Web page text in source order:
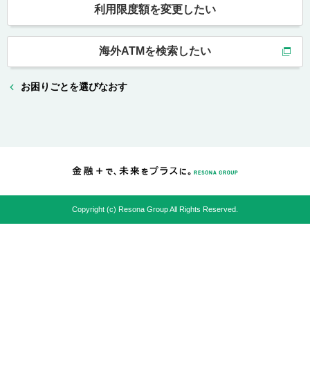
利用限度額を変更したい
海外ATMを検索したい
お困りごとを選びなおす
Copyright (c) Resona Group All Rights Reserved.